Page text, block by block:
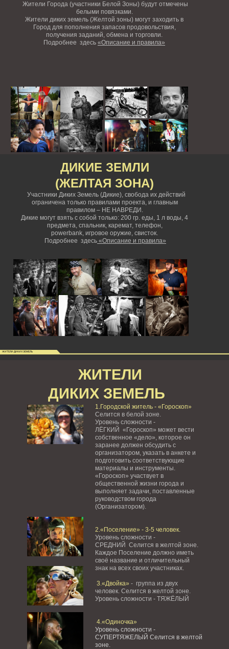
Жители Города (участники Белой Зоны) будут отмечены
белыми повязками.
Жители диких земель (Желтой зоны) могут заходить в
Город для пополнения запасов продовольствия,
получения заданий, обмена и торговли.
Подробнее здесь «Описание и правила»
ДИКИЕ ЗЕМЛИ
(ЖЕЛТАЯ ЗОНА)
Участники Диких Земель (Дикие), свобода их действий
ограничена только правилами проекта, и главным
правилом – НЕ НАВРЕДИ.
Дикие могут взять с собой только: 200 гр. еды, 1 л воды, 4
предмета, спальник, каремат, телефон,
powerbank, игровое оружие, свисток.
Подробнее здесь «Описание и правила»
ЖИТЕЛИ ДИКИХ ЗЕМЕЛЬ
ЖИТЕЛИ
ДИКИХ ЗЕМЕЛЬ
1.Городской житель - «Гороскоп»
Селится в белой зоне.
Уровень сложности -
ЛЁГКИЙ «Гороскоп» может вести
собственное «дело», которое он
заранее должен обсудить с
организатором, указать в анкете и
подготовить соответствующие
материалы и инструменты.
«Гороскоп» участвует в
общественной жизни города и
выполняет задачи, поставленные
руководством города
(Организатором).
2.«Поселение» - 3-5 человек.
Уровень сложности -
СРЕДНИЙ Селится в желтой зоне.
Каждое Поселение должно иметь
своё название и отличительный
знак на всех своих участниках.
3.«Двойка» - группа из двух
человек. Селится в желтой зоне.
Уровень сложности - ТЯЖЁЛЫЙ
4.«Одиночка»
Уровень сложности -
СУПЕРТЯЖЕЛЫЙ Селится в желтой
зоне.